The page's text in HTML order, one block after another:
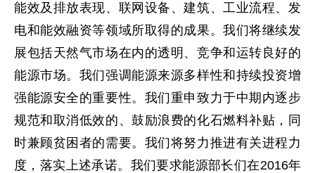
能效及排放表现、联网设备、建筑、工业流程、发
电和能效融资等领域所取得的成果。我们将继续发
展包括天然气市场在内的透明、竞争和运转良好的
能源市场。我们强调能源来源多样性和持续投资增
强能源安全的重要性。我们重申致力于中期内逐步
规范和取消低效的、鼓励浪费的化石燃料补贴，同
时兼顾贫困者的需要。我们将努力推进有关进程力
度，落实上述承诺。我们要求能源部长们在2016年